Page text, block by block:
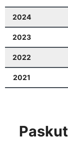
12-27
2024
2023
2022
2021